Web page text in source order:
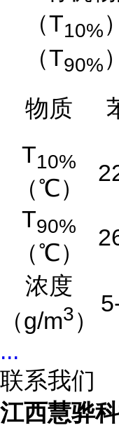
（T10%
（T90%
物质
T10%
（℃）
T90%
（℃）
浓度
（g/m3）
...
联系我们
江西慧骅